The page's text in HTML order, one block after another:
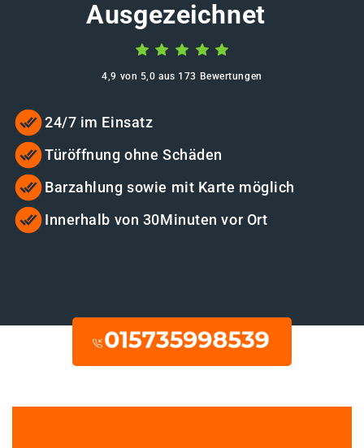
Ausgezeichnet
4,9 von 5,0 aus 173 Bewertungen
24/7 im Einsatz
Türöffnung ohne Schäden
Barzahlung sowie mit Karte möglich
Innerhalb von 30Minuten vor Ort